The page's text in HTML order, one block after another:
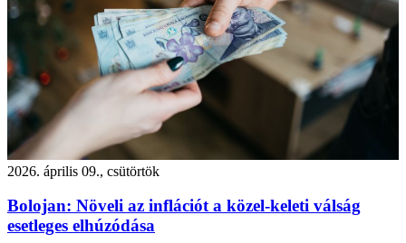
2026. április 09., csütörtök
Bolojan: Növeli az inflációt a közel-keleti válság
esetleges elhúzódása